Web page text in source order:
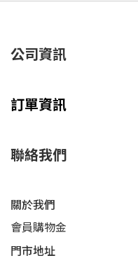
公司資訊
訂單資訊
聯絡我們
關於我們
會員購物金
門市地址